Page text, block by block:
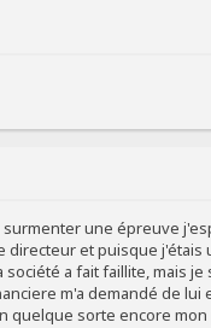
une épreuve
et puisque j'étais
a fait faillite, mais
m'a demandé de
sorte encore